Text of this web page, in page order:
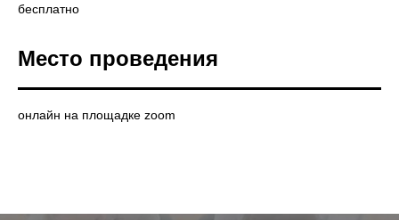
бесплатно
Место проведения
онлайн на площадке zoom